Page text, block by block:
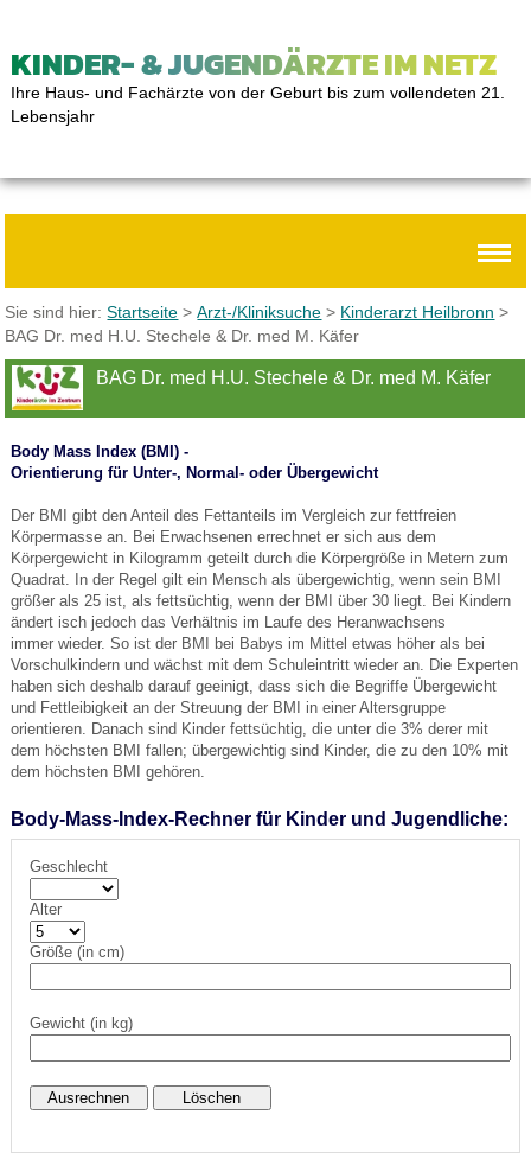
KINDER- & JUGENDÄRZTE IM NETZ
Ihre Haus- und Fachärzte von der Geburt bis zum vollendeten 21.
Lebensjahr
Sie sind hier:Startseite >Arzt-/Kliniksuche > Kinderarzt Heilbronn >
BAG Dr. med H.U. Stechele & Dr. med M. Käfer
BAG Dr. med H.U. Stechele & Dr. med M. Käfer
Body Mass Index (BMI) -
Orientierung für Unter-, Normal- oder Übergewicht
Der BMI gibt den Anteil des Fettanteils im Vergleich zur fettfreien
Körpermasse an. Bei Erwachsenen errechnet er sich aus dem
Körpergewicht in Kilogramm geteilt durch die Körpergröße in Metern zum
Quadrat. In der Regel gilt ein Mensch als übergewichtig, wenn sein BMI
größer als 25 ist, als fettsüchtig, wenn der BMI über 30 liegt. Bei Kindern
ändert isch jedoch das Verhältnis im Laufe des Heranwachsens
immer wieder. So ist der BMI bei Babys im Mittel etwas höher als bei
Vorschulkindern und wächst mit dem Schuleintritt wieder an. Die Experten
haben sich deshalb darauf geeinigt, dass sich die Begriffe Übergewicht
und Fettleibigkeit an der Streuung der BMI in einer Altersgruppe
orientieren. Danach sind Kinder fettsüchtig, die unter die 3% derer mit
dem höchsten BMI fallen; übergewichtig sind Kinder, die zu den 10% mit
dem höchsten BMI gehören.
Body-Mass-Index-Rechner für Kinder und Jugendliche:
Geschlecht
Alter
Größe (in cm)
Gewicht (in kg)